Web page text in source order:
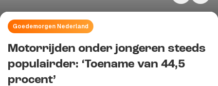
Goedemorgen Nederland
Motorrijden onder jongeren steeds
populairder: ‘Toename van 44,5
procent’